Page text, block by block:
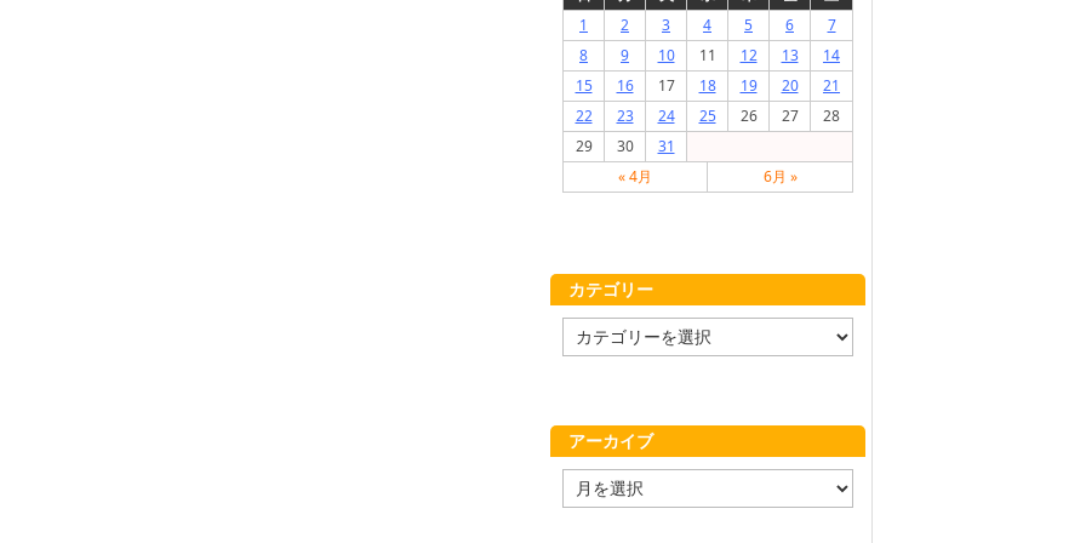
1
2 3 4 5 6
7
8
9 10 11 12 13
14
15
16 17 18 19 20
21
22
23 24 25 26 27
28
29
30
31
« 4月
6月 »
カテゴリー
テ
ー
アーカイブ
ー